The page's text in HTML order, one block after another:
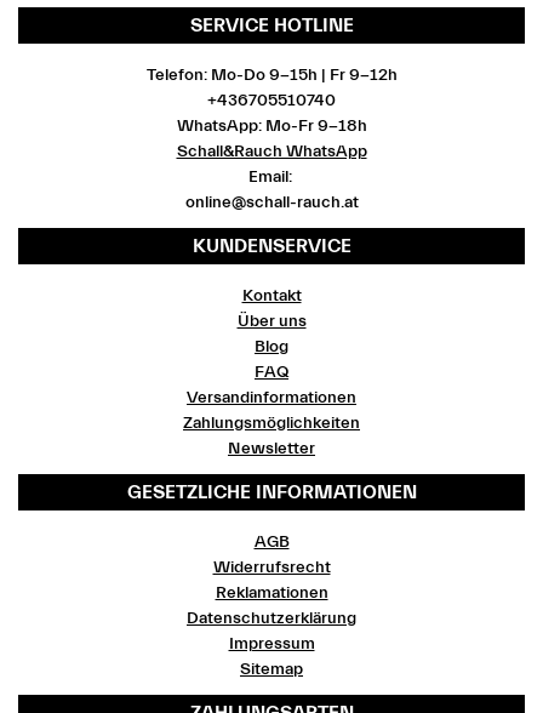
SERVICE HOTLINE
Telefon: Mo-Do 9-15h | Fr 9-12h
+436705510740
WhatsApp: Mo-Fr 9-18h
Schall&Rauch WhatsApp
Email:
online@schall-rauch.at
KUNDENSERVICE
Kontakt
Über uns
Blog
FAQ
Versandinformationen
Zahlungsmöglichkeiten
Newsletter
GESETZLICHE INFORMATIONEN
AGB
Widerrufsrecht
Reklamationen
Datenschutzerklärung
Impressum
Sitemap